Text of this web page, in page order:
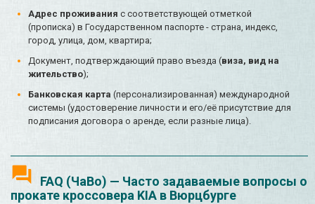
Адрес проживания с соответствующей отметкой
(прописка) в Государственном паспорте - страна, индекс,
город, улица, дом, квартира;
Документ, подтверждающий право въезда (виза, вид на
жительство);
Банковская карта (персонализированная) международной
системы (удостоверение личности и его/её присутствие для
подписания договора о аренде, если разные лица).
FAQ (ЧаВо) — Часто задаваемые вопросы о
прокате кроссовера KIA в Вюрцбурге